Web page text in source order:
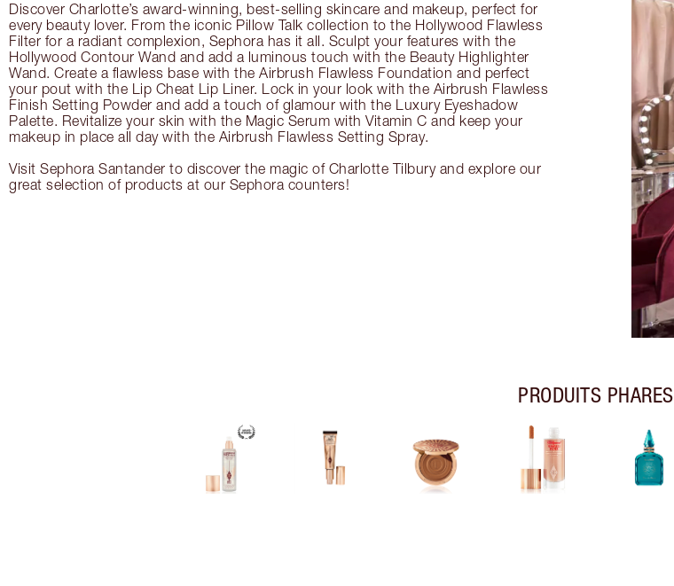
Discover Charlotte’s award-winning, best-selling skincare and makeup, perfect for
every beauty lover. From the iconic Pillow Talk collection to the Hollywood Flawless
Filter for a radiant complexion, Sephora has it all. Sculpt your features with the
Hollywood Contour Wand and add a luminous touch with the Beauty Highlighter
Wand. Create a flawless base with the Airbrush Flawless Foundation and perfect
your pout with the Lip Cheat Lip Liner. Lock in your look with the Airbrush Flawless
Finish Setting Powder and add a touch of glamour with the Luxury Eyeshadow
Palette. Revitalize your skin with the Magic Serum with Vitamin C and keep your
makeup in place all day with the Airbrush Flawless Setting Spray.
Visit Sephora Santander to discover the magic of Charlotte Tilbury and explore our
great selection of products at our Sephora counters!
PRODUITS PHARES